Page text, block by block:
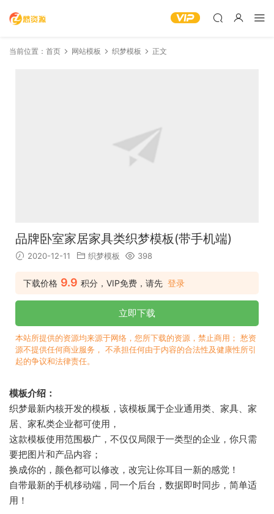
当前位置： 首页 网站模板 织梦模板 正文
品牌卧室家居家具类织梦模板(带手机端)
2020-12-11 织梦模板 398
下载价格 9.9 积分，VIP免费，请先 登录
立即下载
本站所提供的资源均来源于网络，您所下载的资源，禁止商用； 愁资
源不提供任何商业服务， 不承担任何由于内容的合法性及健康性所引
起的争议和法律责任。
模板介绍：
织梦最新内核开发的模板，该模板属于企业通用类、家具、家
居、家私类企业都可使用，
这款模板使用范围极广，不仅仅局限于一类型的企业，你只需
要把图片和产品内容；
换成你的，颜色都可以修改，改完让你耳目一新的感觉！
自带最新的手机移动端，同一个后台，数据即时同步，简单适
用！